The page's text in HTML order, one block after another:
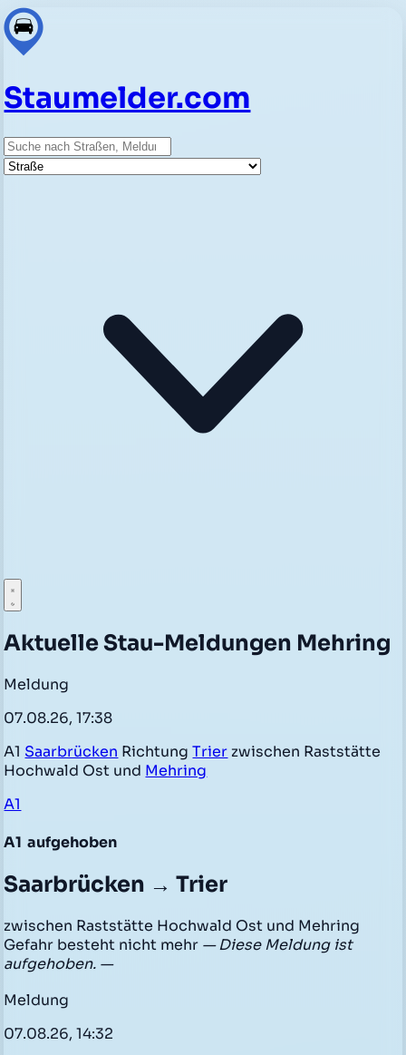
Staumelder.com
Suche
Straße
Aktuelle Stau-Meldungen Mehring
Meldung
07.08.26, 17:38
A1 Saarbrücken RichtungTrier zwischen Raststätte
Hochwald Ost und Mehring
A1
A1 aufgehoben
Saarbrücken → Trier
zwischen Raststätte Hochwald Ost und Mehring
Gefahr besteht nicht mehr — Diese Meldung ist
aufgehoben. —
Meldung
07.08.26, 14:32